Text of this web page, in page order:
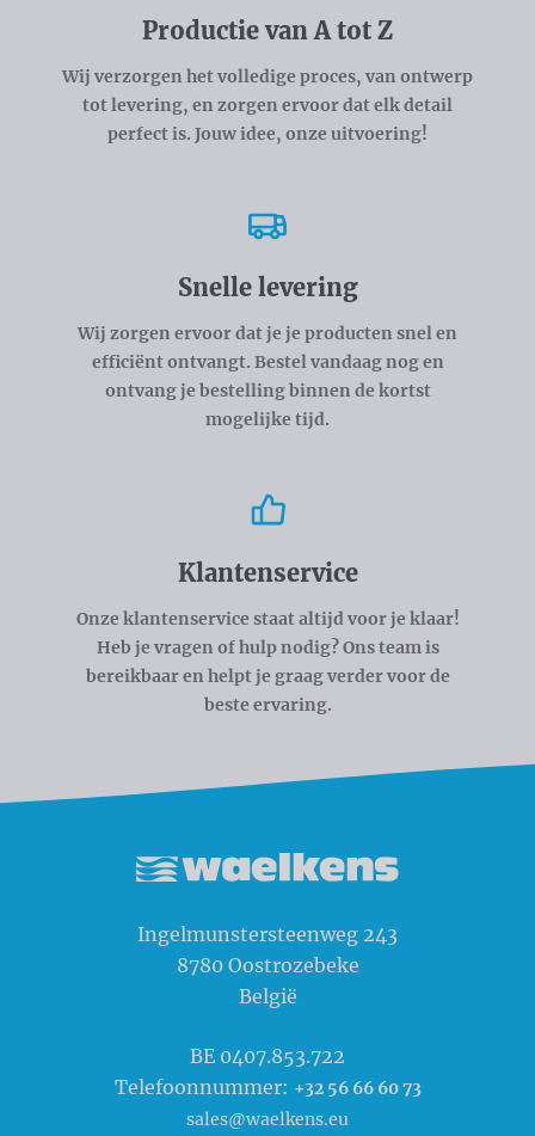
Productie van A tot Z
Wij verzorgen het volledige proces, van ontwerp
tot levering, en zorgen ervoor dat elk detail
perfect is. Jouw idee, onze uitvoering!
Snelle levering
Wij zorgen ervoor dat je je producten snel en
efficiënt ontvangt. Bestel vandaag nog en
ontvang je bestelling binnen de kortst
mogelijke tijd.
Klantenservice
Onze klantenservice staat altijd voor je klaar!
Heb je vragen of hulp nodig? Ons team is
bereikbaar en helpt je graag verder voor de
beste ervaring.
Ingelmunstersteenweg 243
8780 Oostrozebeke
België
BE 0407.853.722
Telefoonnummer: +32 56 66 60 73
sales@waelkens.eu